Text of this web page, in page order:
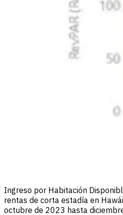
Ingreso por Habitación
rentas de corta estadía en
octubre de 2023 hasta